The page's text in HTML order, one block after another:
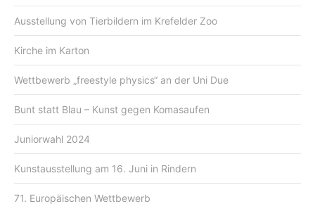
Ausstellung von Tierbildern im Krefelder Zoo
Kirche im Karton
Wettbewerb „freestyle physics“ an der Uni Due
Bunt statt Blau – Kunst gegen Komasaufen
Juniorwahl 2024
Kunstausstellung am 16. Juni in Rindern
71. Europäischen Wettbewerb